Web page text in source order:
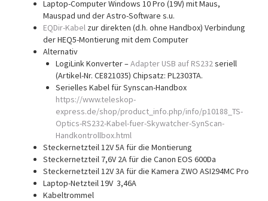
Laptop-Computer Windows 10 Pro (19V) mit Maus,
Mauspad und der Astro-Software s.u.
EQDir-Kabel zur direkten (d.h. ohne Handbox) Verbindung
der HEQ5-Montierung mit dem Computer
Alternativ
LogiLink Konverter –Adapter USB auf RS232seriell
(Artikel-Nr. CE821035) Chipsatz: PL2303TA.
Serielles Kabel für Synscan-Handbox
https://www.teleskop-
express.de/shop/product_info.php/info/p10188_TS-
Optics-RS232-Kabel-fuer-Skywatcher-SynScan-
Handkontrollbox.html
Steckernetzteil 12V 5A für die Montierung
Steckernetzteil 7,6V 2A für die Canon EOS 600Da
Steckernetzteil 12V 3A für die Kamera ZWO ASI294MC Pro
Laptop-Netzteil 19V 3,46A
Kabeltrommel